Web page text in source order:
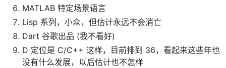
MATLAB 特定场景语言
Lisp 系列，小众，但估计永远不会消亡
Dart 谷歌出品 (我不看好)
D 定位是 C/C++ 这样，目前排到 36，看起来这些年也
没有什么发展，以后估计也不怎样